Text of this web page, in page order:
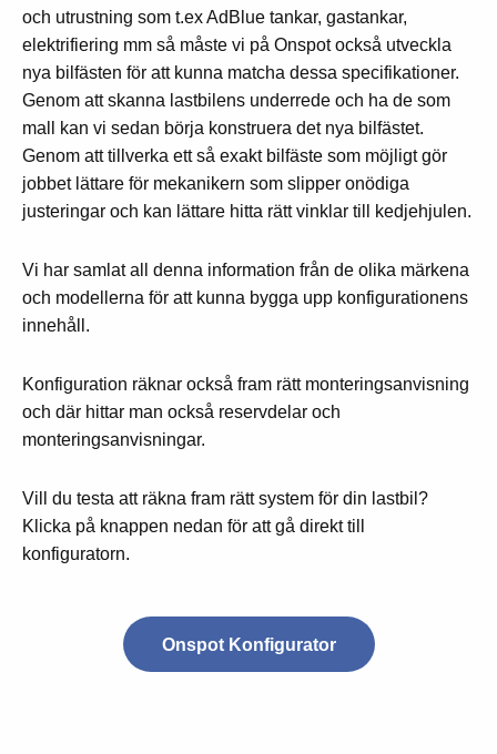
och utrustning som t.ex AdBlue tankar, gastankar,
elektrifiering mm så måste vi på Onspot också utveckla
nya bilfästen för att kunna matcha dessa specifikationer.
Genom att skanna lastbilens underrede och ha de som
mall kan vi sedan börja konstruera det nya bilfästet.
Genom att tillverka ett så exakt bilfäste som möjligt gör
jobbet lättare för mekanikern som slipper onödiga
justeringar och kan lättare hitta rätt vinklar till kedjehjulen.
Vi har samlat all denna information från de olika märkena
och modellerna för att kunna bygga upp konfigurationens
innehåll.
Konfiguration räknar också fram rätt monteringsanvisning
och där hittar man också reservdelar och
monteringsanvisningar.
Vill du testa att räkna fram rätt system för din lastbil?
Klicka på knappen nedan för att gå direkt till
konfiguratorn.
Onspot Konfigurator